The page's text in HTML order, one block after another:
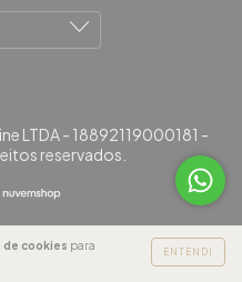
de cookies para
ENTENDI
LTDA - 18892119000181 -
reservados.